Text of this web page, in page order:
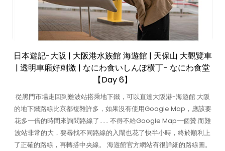
日本遊記-大阪 | 大阪港水族館 海遊館 | 天保山 大觀覽車
| 透明車廂好刺激 | なにわ食いしんぼ横丁- なにわ食堂
【Day 6】
從黑門市場走回到難波站搭乘地下鐵，可以直達大阪港-海遊館.大阪
的地下鐵路線比京都複雜許多，如果沒有使用Google Map，應該要
花多一倍的時間來詢問路線了…… 不得不給Google Map一個贊.而難
波站非常的大，要尋找不同路線的入閘也花了快半小時，終於順利上
了正確的路線，再轉搭中央線。 海遊館官方網站有很詳細的路線圖。